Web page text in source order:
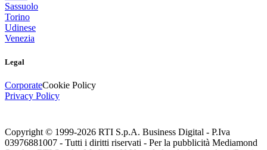
Sassuolo
Torino
Udinese
Venezia
Legal
CorporateCookie Policy
Privacy Policy
Copyright © 1999-2026 RTI S.p.A. Business Digital - P.Iva
03976881007 - Tutti i diritti riservati - Per la pubblicità Mediamond